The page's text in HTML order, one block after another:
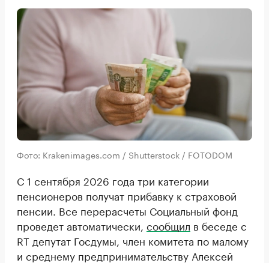
Фото: Krakenimages.com / Shutterstock / FOTODOM
С 1 сентября 2026 года три категории
пенсионеров получат прибавку к страховой
пенсии. Все перерасчеты Социальный фонд
проведет автоматически, сообщил в беседе с
RT депутат Госдумы, член комитета по малому
и среднему предпринимательству Алексей